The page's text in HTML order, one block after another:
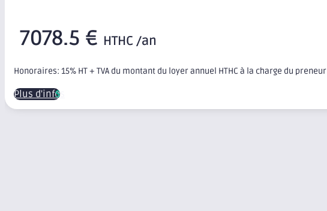
7078.5 € HTHC /an
Honoraires: 15% HT + TVA du montant du loyer annuel HTHC à la charge du preneur
Plus d'infos